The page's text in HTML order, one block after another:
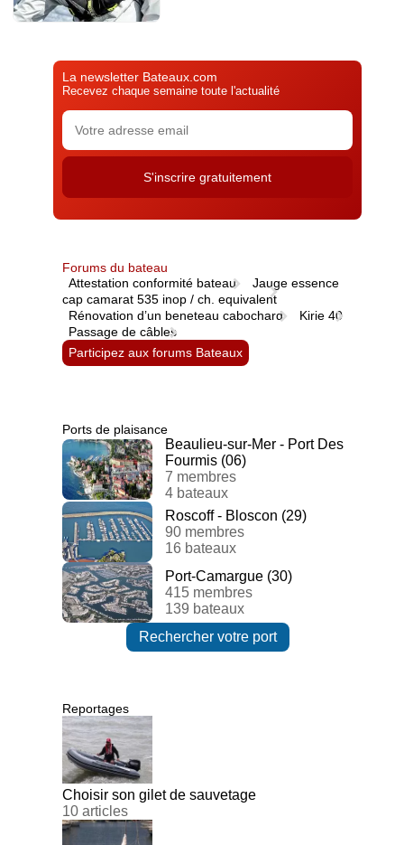
La newsletter Bateaux.com
Recevez chaque semaine toute l'actualité
Forums du bateau
Attestation conformité bateau
Jauge essence
cap camarat 535 inop / ch. equivalent
Rénovation d’un beneteau cabochard
Kirie 40
Passage de câbles
Participez aux forums Bateaux
Ports de plaisance
Beaulieu-sur-Mer - Port Des
Fourmis (06)
7 membres
4 bateaux
Roscoff - Bloscon (29)
90 membres
16 bateaux
Port-Camargue (30)
415 membres
139 bateaux
Rechercher votre port
Reportages
Choisir son gilet de sauvetage
10 articles